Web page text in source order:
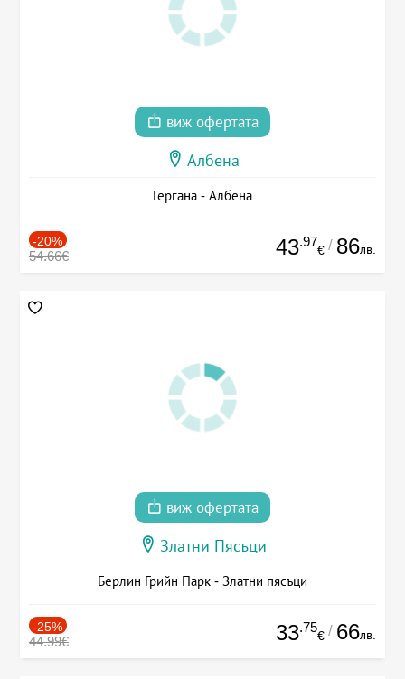
виж офертата
Албена
Гергана - Албена
-20%
54.66€ 43.97
€ / 86лв.
виж офертата
Златни Пясъци
Берлин Грийн Парк - Златни пясъци
-25%
44.99€ 33.75
€ / 66лв.